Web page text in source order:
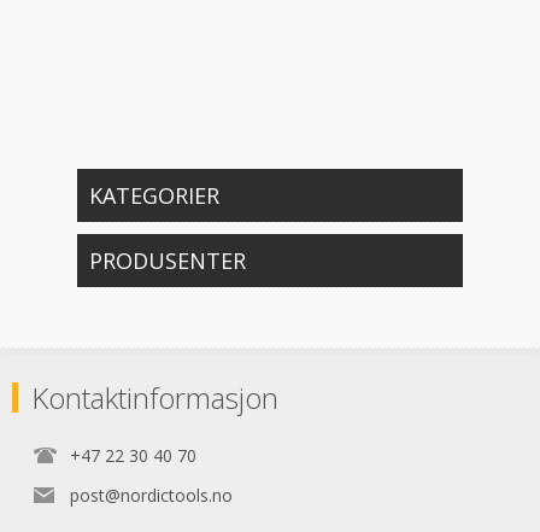
KATEGORIER
PRODUSENTER
Kontaktinformasjon
+47 22 30 40 70
post@nordictools.no